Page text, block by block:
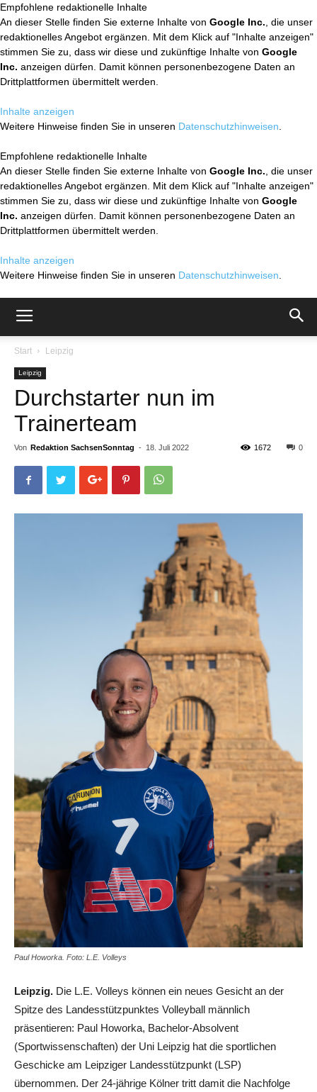
Empfohlene redaktionelle Inhalte
An dieser Stelle finden Sie externe Inhalte von Google Inc. , die unser
redaktionelles Angebot ergänzen. Mit dem Klick auf "Inhalte anzeigen"
stimmen Sie zu, dass wir diese und zukünftige Inhalte von Google
Inc. anzeigen dürfen. Damit können personenbezogene Daten an
Drittplattformen übermittelt werden.
Inhalte anzeigen
Weitere Hinweise finden Sie in unseren Datenschutzhinweisen
Empfohlene redaktionelle Inhalte
An dieser Stelle finden Sie externe Inhalte von Google Inc. , die unser
redaktionelles Angebot ergänzen. Mit dem Klick auf "Inhalte anzeigen"
stimmen Sie zu, dass wir diese und zukünftige Inhalte von Google
Inc. anzeigen dürfen. Damit können personenbezogene Daten an
Drittplattformen übermittelt werden.
Inhalte anzeigen
Weitere Hinweise finden Sie in unseren Datenschutzhinweisen
Start Leipzig
Leipzig
Durchstarter nun im
Trainerteam
Von Redaktion SachsenSonntag - 18. Juli 2022 0
1672
Paul Howorka. Foto: L.E. Volleys
Leipzig. Die L.E. Volleys können ein neues Gesicht an der
Spitze des Landesstützpunktes Volleyball männlich
präsentieren: Paul Howorka, Bachelor-Absolvent
(Sportwissenschaften) der Uni Leipzig hat die sportlichen
Geschicke am Leipziger Landesstützpunkt (LSP)
übernommen. Der 24-jährige Kölner tritt damit die Nachfolge